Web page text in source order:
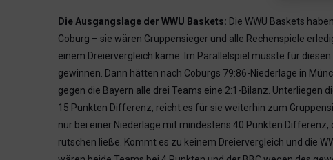
Die Ausgangslage der WWU Baskets: Die WWU Baskets
Coburg – sie wären Gruppensieger und alle Rechenspiele
einem Dreiervergleich käme. Im Parallelspiel müsste für diesen
gewinnen. Dann hätten nach Coburgs 79:86-Niederlage in
gegen die Bayern alle drei Teams eine 2:1-Bilanz. Unterliegen
15 Punkten Differenz, reicht es für sie weiterhin zum
nur bei einer Niederlage mit mindestens 40 Punkten Differenz,
rutschen ließe. Kommt es zu keinem Dreiervergleich und die